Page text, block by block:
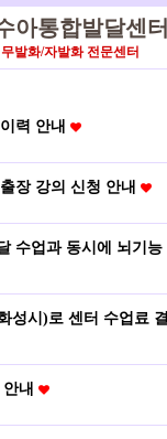
아통합발달센터
무발화/자발화 전문센터
력 안내
장 강의 신청 안내
수업과 동시에 뇌기능
성시)로 센터 수업료 결
안내